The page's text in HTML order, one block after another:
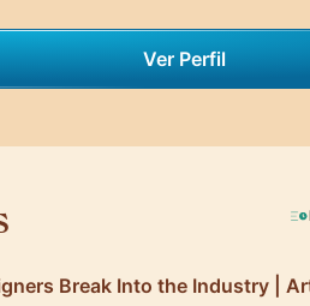
Ver Perfil
Break Into the Industry |